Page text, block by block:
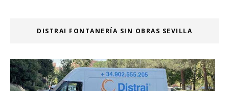
DISTRAI FONTANERÍA SIN OBRAS SEVILLA